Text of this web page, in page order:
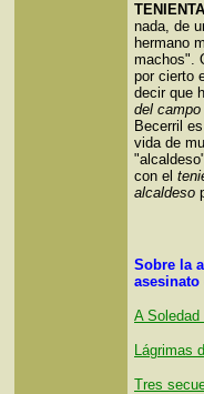
nada, de
hermano
machos".
por cierto
decir que
del campo
Becerril
vida de
con el
alcaldeso
Sobre la
A
Lágrimas
Tres